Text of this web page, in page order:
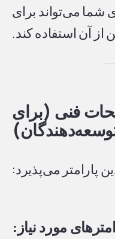
شما می‌تواند برای
از آن استفاده کند.
فنی (برای
مورد نیاز: